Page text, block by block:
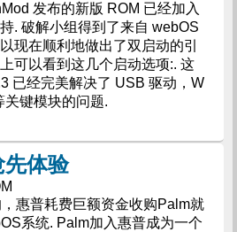
发布的新版 ROM 已经加入
. 破解小组得到了来自 webOS
现在顺利地做出了双启动的引
可以看到这几个启动选项:. 这
已经完美解决了 USB 驱动，W
关键模块的问题.
体验
惠普耗费巨额资金收购Palm就
系统. Palm加入惠普成为一个